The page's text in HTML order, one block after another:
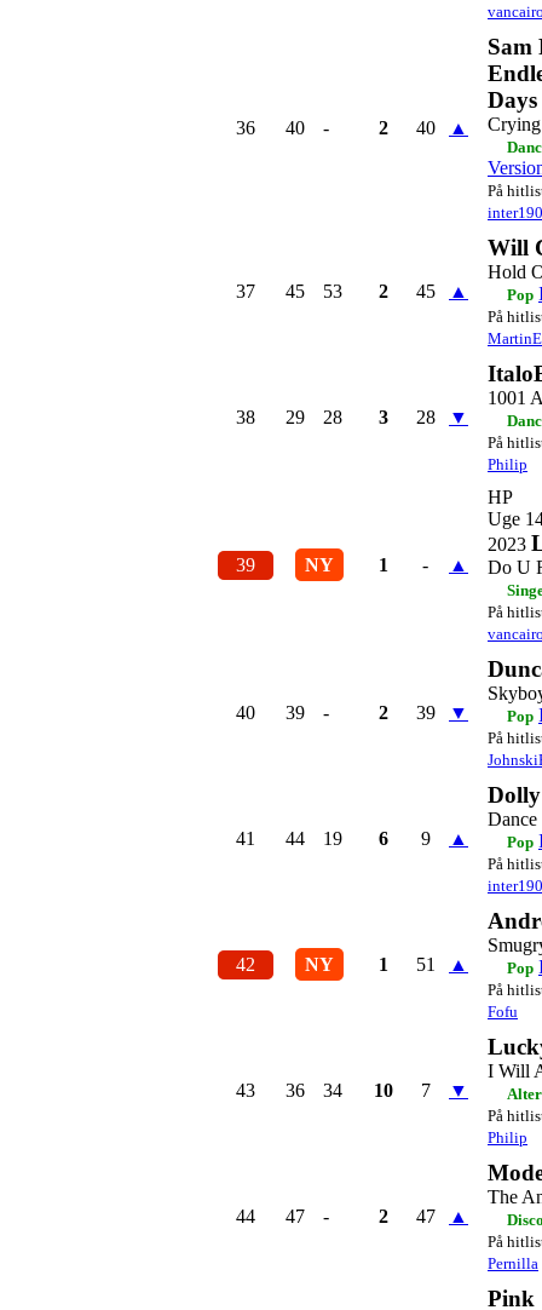
36 40 - 2 40 ▲
Sam
Days
På
37 45 53 2 45 ▲
Will
Hold
Pop
På
38 29 28 3 28 ▼
1001
På
Philip
39 NY 1 - ▲
HP
Uge
2023
Do U
På
40 39 - 2 39 ▼ Pop
På
41 44 19 6 9 ▲ Pop
På
42 NY 1 51 ▲ Pop
På
Fofu
43 36 34 10 7 ▼
I Will
På
Philip
44 47 - 2 47 ▲
The
På
Pernilla
Pink